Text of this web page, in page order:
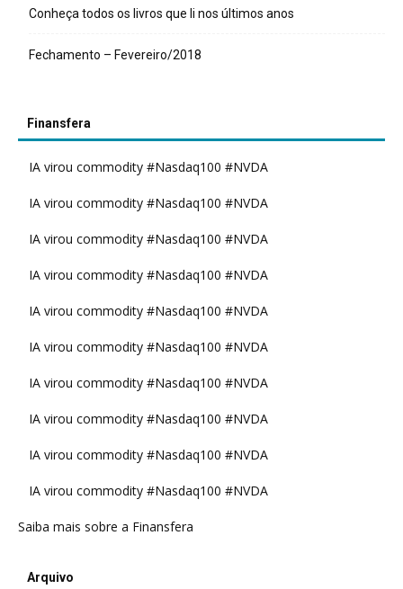
Conheça todos os livros que li nos últimos anos
Fechamento – Fevereiro/2018
Finansfera
IA virou commodity #Nasdaq100 #NVDA
IA virou commodity #Nasdaq100 #NVDA
IA virou commodity #Nasdaq100 #NVDA
IA virou commodity #Nasdaq100 #NVDA
IA virou commodity #Nasdaq100 #NVDA
IA virou commodity #Nasdaq100 #NVDA
IA virou commodity #Nasdaq100 #NVDA
IA virou commodity #Nasdaq100 #NVDA
IA virou commodity #Nasdaq100 #NVDA
IA virou commodity #Nasdaq100 #NVDA
Saiba mais sobre a Finansfera
Arquivo